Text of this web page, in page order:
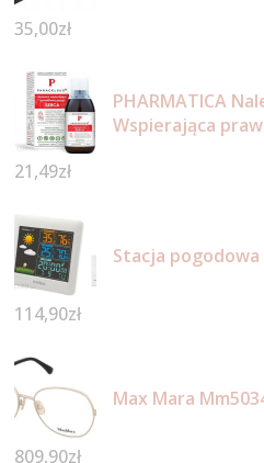
35,00zł
PHARMATICA
Wspierająca
21,49zł
Stacja pogodowa
114,90zł
Max Mara
809,90zł